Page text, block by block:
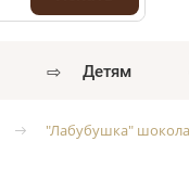
⇨ детям
"Лабубушка"